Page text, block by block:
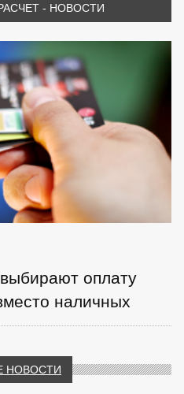
- НОВОСТИ
оплату
наличных
НОВОСТИ